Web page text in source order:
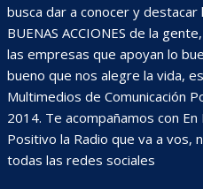
busca dar a conocer y destacar
BUENAS ACCIONES de la
las empresas que apoyan lo
bueno que nos alegre la vida,
Multimedios de Comunicación
2014. Te acompañamos con
Positivo la Radio que va a vos,
todas las redes sociales